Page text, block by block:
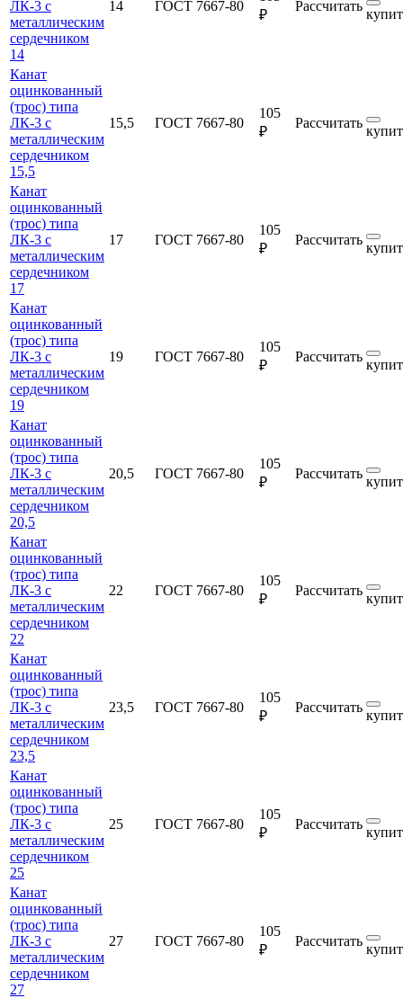
ЛК-3 с
металлическим
сердечником
14
14 ГОСТ 7667-80
₽
Рассчитать
Канат
оцинкованный
(трос) типа
ЛК-3 с
металлическим
сердечником
15,5
15,5 ГОСТ 7667-80
105
₽
Рассчитать
Канат
оцинкованный
(трос) типа
ЛК-3 с
металлическим
сердечником
17
17 ГОСТ 7667-80
105
₽
Рассчитать
Канат
оцинкованный
(трос) типа
ЛК-3 с
металлическим
сердечником
19
19 ГОСТ 7667-80
105
₽
Рассчитать
Канат
оцинкованный
(трос) типа
ЛК-3 с
металлическим
сердечником
20,5
20,5 ГОСТ 7667-80
105
₽
Рассчитать
Канат
оцинкованный
(трос) типа
ЛК-3 с
металлическим
сердечником
22
22 ГОСТ 7667-80
105
₽
Рассчитать
Канат
оцинкованный
(трос) типа
ЛК-3 с
металлическим
сердечником
23,5
23,5 ГОСТ 7667-80
105
₽
Рассчитать
Канат
оцинкованный
(трос) типа
ЛК-3 с
металлическим
сердечником
25
25 ГОСТ 7667-80
105
₽
Рассчитать
Канат
оцинкованный
(трос) типа
ЛК-3 с
металлическим
сердечником
27
27 ГОСТ 7667-80
105
₽
Рассчитать